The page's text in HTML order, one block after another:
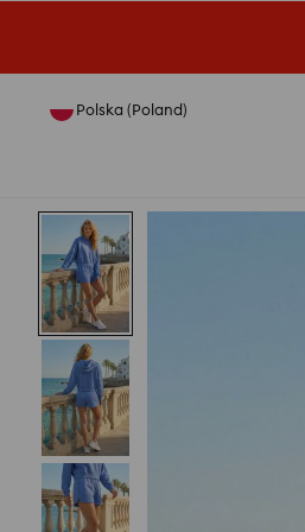
Polska (Poland)